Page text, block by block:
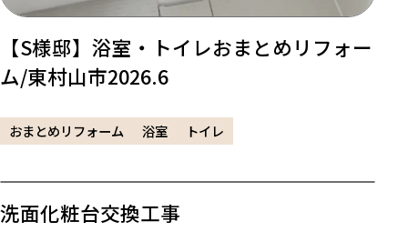
【S様邸】浴室・トイレおまとめリフォー
ム/東村山市2026.6
おまとめリフォーム 浴室 トイレ
洗面化粧台交換工事